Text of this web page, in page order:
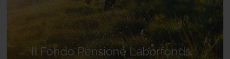
Il Fondo Pensione Laborfonds